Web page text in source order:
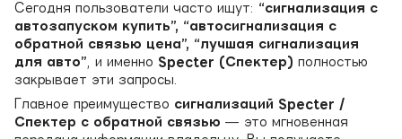
Сегодня пользователи часто ищут: “сигнализация с
автозапуском купить”, “автосигнализация с
обратной связью цена”, “лучшая сигнализация
для авто” , и именно Specter (Спектер) полностью
закрывает эти запросы.
Главное преимущество сигнализаций Specter /
Спектер с обратной связью — это мгновенная